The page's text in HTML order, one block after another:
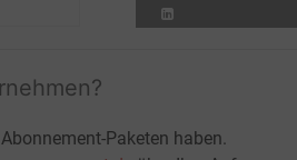
Paketen haben.